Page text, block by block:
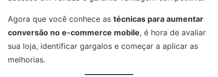
Agora que você conhece as técnicas para aumentar
conversão no e-commerce mobile, é hora de avaliar
sua loja, identificar gargalos e começar a aplicar as
melhorias.